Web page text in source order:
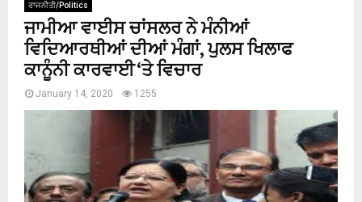
ਰਾਜਨੀਤੀ/Politics
ਜਾਮੀਆ ਵਾਈਸ ਚਾਂਸਲਰ ਨੇ ਮੰਨੀਆਂ
ਵਿਦਿਆਰਥੀਆਂ ਦੀਆਂ ਮੰਗਾਂ, ਪੁਲਸ ਖਿਲਾਫ
ਕਾਨੂੰਨੀ ਕਾਰਵਾਈ ‘ਤੇ ਵਿਚਾਰ
January 14, 2020 1255